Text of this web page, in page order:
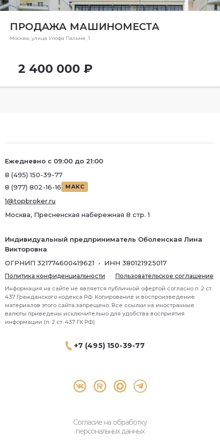
Район
Метро
Метро
Количество комнат
ПРОДАЖА МАШИНОМЕСТА
Москва, улица Улофа Пальме, 1
2 400 000 ₽
+7 (495) 150-39-77
Согласие на обработку
персональных данных
Ежедневно с 09:00 до 21:00
8 (495) 150-39-77
8 (977) 802-16-16
МАКС
1@topbroker.ru
Москва, Пресненская набережная 8 стр. 1
Индивидуальный предприниматель Оболенская Лина
Викторовна
ОГРНИП 321774600419621 • ИНН 380121925017
Политика конфиденциальности · Пользовательское соглашение
Информация на сайте не является публичной офертой согласно п. 2 ст.
437 Гражданского кодекса РФ. Копирование и воспроизведение
материалов этого сайта запрещено. Все ссылки на иностранные
валюты приведены исключительно для удобства восприятия
информации (п. 2 ст. 437 ГК РФ).